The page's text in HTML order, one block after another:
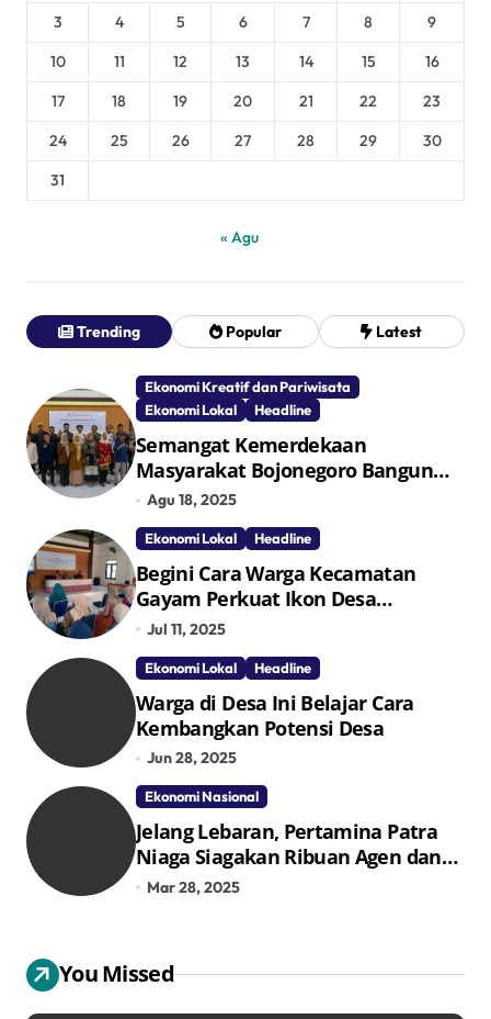
3
4 5 6 7 8
9
10
11 12 13 14 15
16
17
18 19 20 21 22
23
24
25 26 27 28 29
30
31
« Agu
Trending Popular Latest
Ekonomi Kreatif dan Pariwisata
Ekonomi Lokal
Headline
Semangat Kemerdekaan
Masyarakat Bojonegoro Bangun
Desa Mandiri Ekonomi
Agu 18, 2025
Ekonomi Lokal Headline
Begini Cara Warga Kecamatan
Gayam Perkuat Ikon Desa
Penggerak Ekonomi Lokal Melalui
Jul 11, 2025
Ekonomi Lokal Headline
Warga di Desa Ini Belajar Cara
Kembangkan Potensi Desa
Jun 28, 2025
Ekonomi Nasional
Jelang Lebaran, Pertamina Patra
Niaga Siagakan Ribuan Agen dan
Pangkalan LPG 3 Kg
Mar 28, 2025
You Missed